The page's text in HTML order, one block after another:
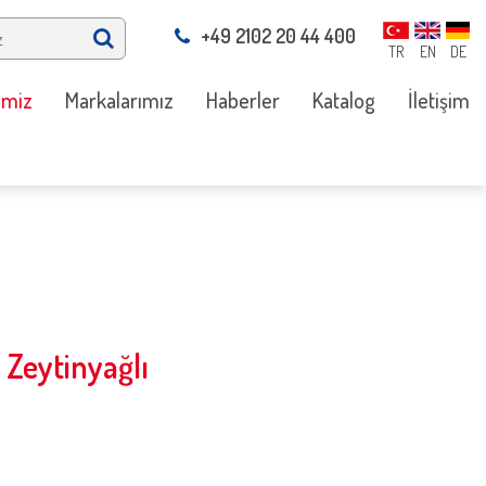
TR EN DE
+49 2102 20 44 400
Markalarımız Haberler Katalog İletişim